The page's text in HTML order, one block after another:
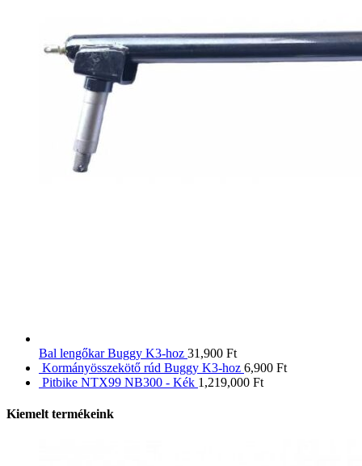
Bal lengőkar Buggy K3-hoz 31,900 Ft
Kormányösszekötő rúd Buggy K3-hoz 6,900 Ft
Pitbike NTX99 NB300 - Kék 1,219,000 Ft
Kiemelt termékeink